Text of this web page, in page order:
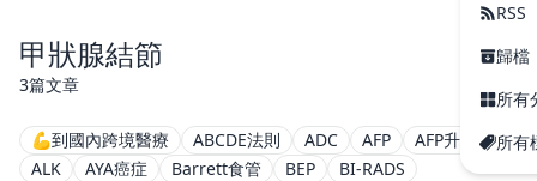
RSS
歸檔
所有
所有
甲狀腺結節
3篇文章
💪到國內跨境醫療 ABCDE法則 ADC AFP
AFP升高
ALK
AYA癌症 Barrett食管 BEP
BI-RADS